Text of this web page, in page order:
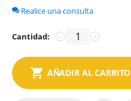
Realice una consulta
Cantidad: +
−
AÑADIR AL CARRITO